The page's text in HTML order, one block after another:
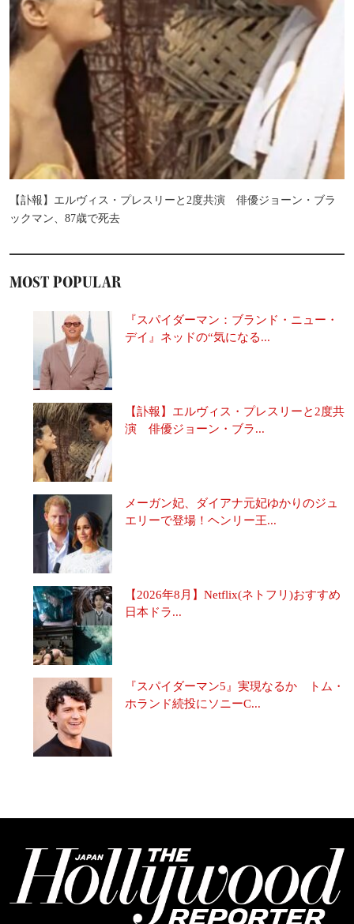
【訃報】エルヴィス・プレスリーと2度共演 俳優ジョーン・ブラ
ックマン、87歳で死去
MOST POPULAR
『スパイダーマン：ブランド・ニュー・
デイ』ネッドの“気になる...
【訃報】エルヴィス・プレスリーと2度共
演 俳優ジョーン・ブラ...
メーガン妃、ダイアナ元妃ゆかりのジュ
エリーで登場！ヘンリー王...
【2026年8月】Netflix(ネトフリ)おすすめ
日本ドラ...
『スパイダーマン5』実現なるか トム・
ホランド続投にソニーC...